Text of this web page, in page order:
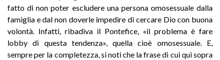
fatto di non poter escludere una persona omosessuale dalla
famiglia e dal non doverle impedire di cercare Dio con buona
volontà. Infatti, ribadiva il Pontefice, «il problema è fare
lobby di questa tendenza», quella cioè omosessuale. E,
sempre per la completezza, si noti che la frase di cui qui sopra